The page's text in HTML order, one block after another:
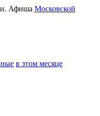
Афиша Московской
в этом месяце